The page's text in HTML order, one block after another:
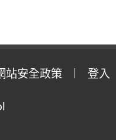
站安全政策 登入